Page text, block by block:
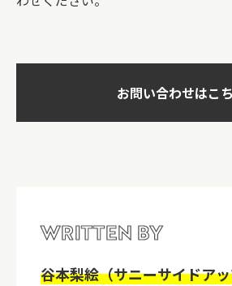
お問い合わせはこ
WRITTEN BY
谷本梨絵（サニーサイドア